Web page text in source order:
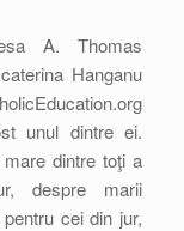
A. Thomas
Hanganu
unul dintre ei.
dintre toţi a
despre marii
cei din jur,